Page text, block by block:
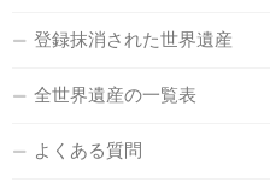
登録抹消された世界遺産
全世界遺産の一覧表
よくある質問